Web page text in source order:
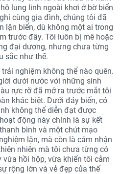
lung linh ngoài khơi ở bờ biển
cùng gia đình, chúng tôi đã
lặn biển, dù không một ai trong
trước đây. Tôi luôn bị mê hoặc
đại dương, nhưng chưa từng
sắc như thế.
nghiệm không thể nào quên.
dưới nước với những sinh
rực rỡ đã mở ra trước mắt tôi
khác biệt. Dưới đáy biển, có
không thể diễn đạt được
động này chính là sự kết
bình và một chút mạo
lặn, mà còn là cảm nhận
nhiên mà tôi chưa từng có
hồi hộp, vừa khiến tôi cảm
rộng lớn và vẻ đẹp của thế